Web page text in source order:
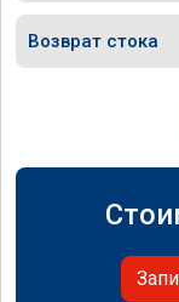
Возврат стока